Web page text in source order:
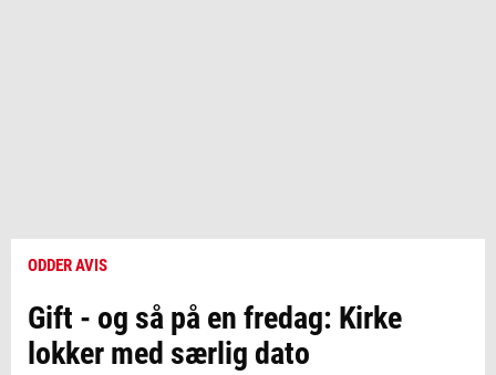
ODDER AVIS
Gift - og så på en fredag: Kirke
lokker med særlig dato